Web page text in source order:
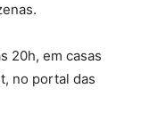
20h, em casas
no portal das